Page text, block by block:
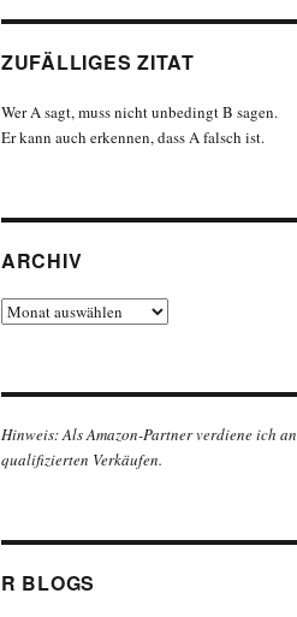
ZUFÄLLIGES ZITAT
Wer A sagt, muss nicht unbedingt B sagen.
Er kann auch erkennen, dass A falsch ist.
ARCHIV
Archiv
Hinweis: Als Amazon-Partner verdiene ich an
qualifizierten Verkäufen.
R BLOGS